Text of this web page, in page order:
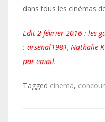
dans tous les cinémas
Edit 2 février 2016 : les
: arsenal1981, Nathalie
par email.
Tagged cinema,